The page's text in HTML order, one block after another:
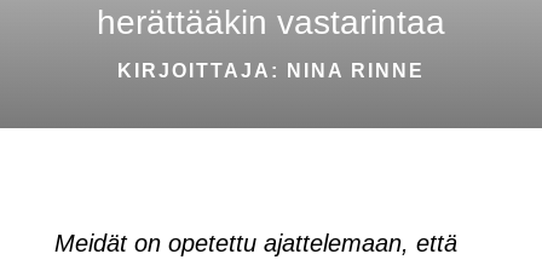
herättääkin vastarintaa
KIRJOITTAJA: NINA RINNE
Meidät on opetettu ajattelemaan, että